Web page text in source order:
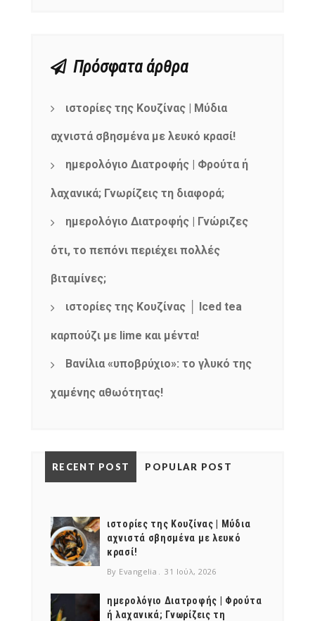
Πρόσφατα άρθρα
ιστορίες της Κουζίνας | Μύδια
αχνιστά σβησμένα με λευκό κρασί!
ημερολόγιο Διατροφής | Φρούτα ή
λαχανικά; Γνωρίζεις τη διαφορά;
ημερολόγιο Διατροφής | Γνώριζες
ότι, το πεπόνι περιέχει πολλές
βιταμίνες;
ιστορίες της Κουζίνας │ Iced tea
καρπούζι με lime και μέντα!
Βανίλια «υποβρύχιο»: το γλυκό της
χαμένης αθωότητας!
RECENT POST POPULAR POST
ιστορίες της Κουζίνας | Μύδια
αχνιστά σβησμένα με λευκό
κρασί!
By Evangelia 31 Ιούλ, 2026
ημερολόγιο Διατροφής | Φρούτα
ή λαχανικά; Γνωρίζεις τη